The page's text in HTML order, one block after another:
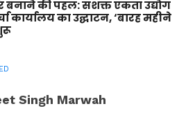
की पहल: सशक्त एकता उद्योग
कार्यालय का उद्घाटन, ‘बारह महीने
Singh Marwah